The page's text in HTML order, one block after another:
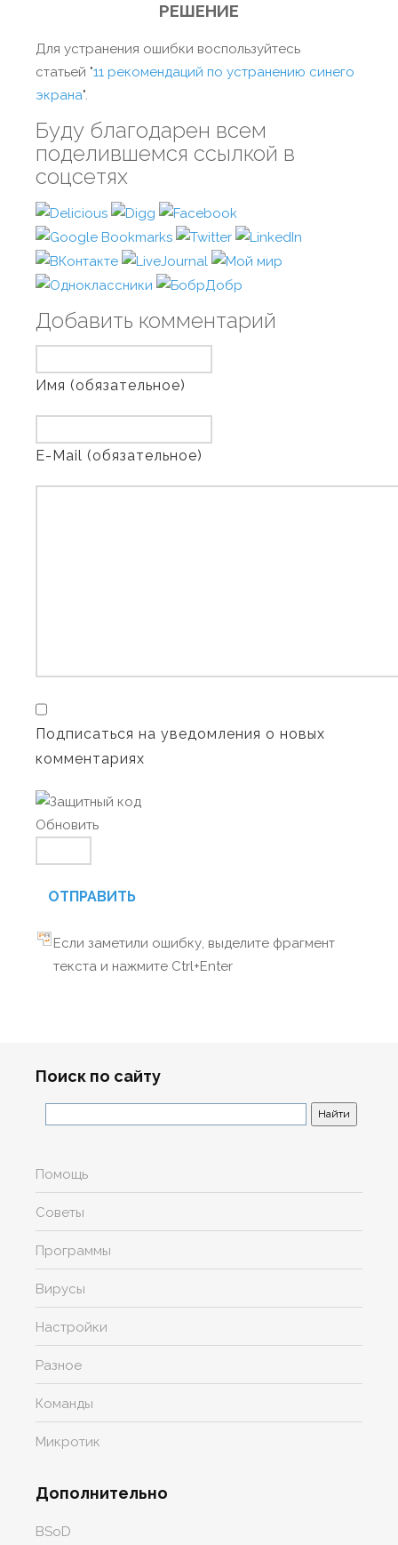
РЕШЕНИЕ
Для устранения ошибки воспользуйтесь
статьей "11 рекомендаций по устранению синего
экрана".
Буду благодарен всем
поделившемся ссылкой в
соцсетях
Добавить комментарий
Имя (обязательное)
E-Mail (обязательное)
Подписаться на уведомления о новых
комментариях
Обновить
ОТПРАВИТЬ
Если заметили ошибку, выделите фрагмент
текста и нажмите Ctrl+Enter
Поиск по сайту
Помощь
Советы
Программы
Вирусы
Настройки
Разное
Команды
Микротик
Дополнительно
BSoD